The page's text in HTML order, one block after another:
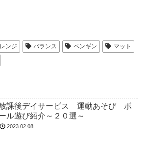
ンジ バランス ペンギン
マット
課後デイサービス 運動あそび ボ
ル遊び紹介～２０選～
2023.02.08